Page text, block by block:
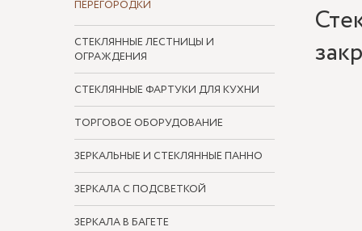
ПЕРЕГОРОДКИ
СТЕКЛЯННЫЕ ЛЕСТНИЦЫ И
ОГРАЖДЕНИЯ
СТЕКЛЯННЫЕ ФАРТУКИ ДЛЯ КУХНИ
ТОРГОВОЕ ОБОРУДОВАНИЕ
ЗЕРКАЛЬНЫЕ И СТЕКЛЯННЫЕ ПАННО
ЗЕРКАЛА С ПОДСВЕТКОЙ
ЗЕРКАЛА В БАГЕТЕ